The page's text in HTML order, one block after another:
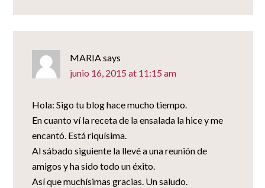
MARIAsays
junio 16, 2015 at 11:15 am
Hola: Sigo tu blog hace mucho tiempo.
En cuanto ví la receta de la ensalada la hice y me
encantó. Está riquísima.
Al sábado siguiente la llevé a una reunión de
amigos y ha sido todo un éxito.
Así que muchísimas gracias. Un saludo.